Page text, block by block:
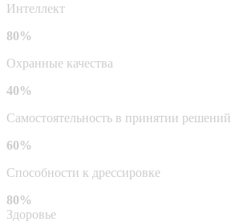
Интеллект
80%
Охранные качества
40%
Самостоятельность в принятии решений
60%
Способности к дрессировке
80%
Здоровье